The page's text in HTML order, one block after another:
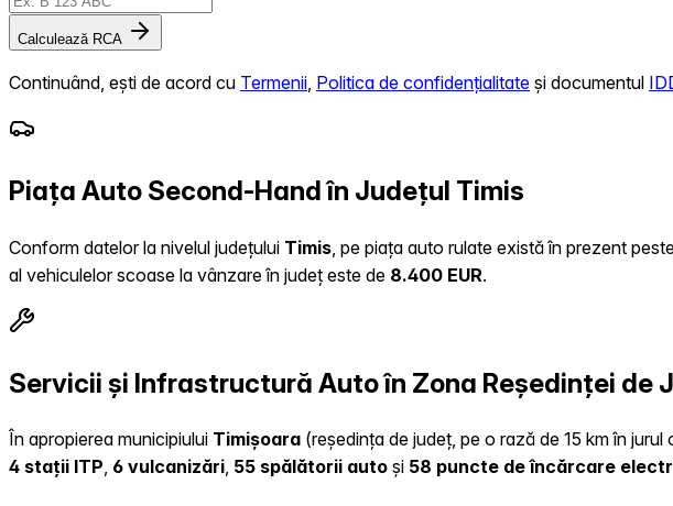
Calculează RCA
Continuând, ești de acord cu Termenii Politica de confidențialitate și documentul
Piața Auto Second-Hand în Județul Timis
Conform datelor la nivelul județului Timis , pe piața auto rulate există în prezent
al vehiculelor scoase la vânzare în județ este de 8.400 EUR.
Servicii și Infrastructură Auto în Zona Reședinței de
În apropierea municipiului Timișoara (reședința de județ, pe o rază de 15 km în
4 stații ITP, 6 vulcanizări, 55 spălătorii auto și 58 puncte de încărcare